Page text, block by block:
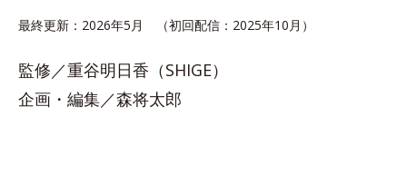
最終更新：2026年5月 （初回配信：2025年10月）
監修／重谷明日香（SHIGE）
企画・編集／森将太郎